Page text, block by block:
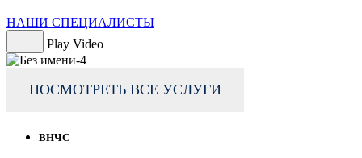
НАШИ СПЕЦИАЛИСТЫ
Play Video
ПОСМОТРЕТЬ ВСЕ УСЛУГИ
ВНЧС